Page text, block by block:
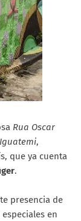
Rua Oscar
Iguatemi,
que ya cuenta
.
presencia de
en